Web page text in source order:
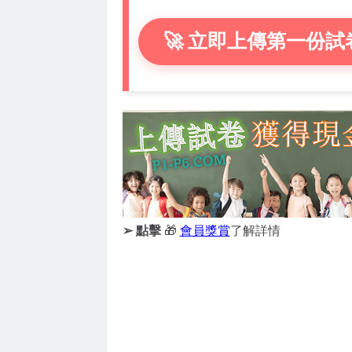
🚀 立即上傳第一份試
➢ 點擊 🎁 會員獎賞了解詳情